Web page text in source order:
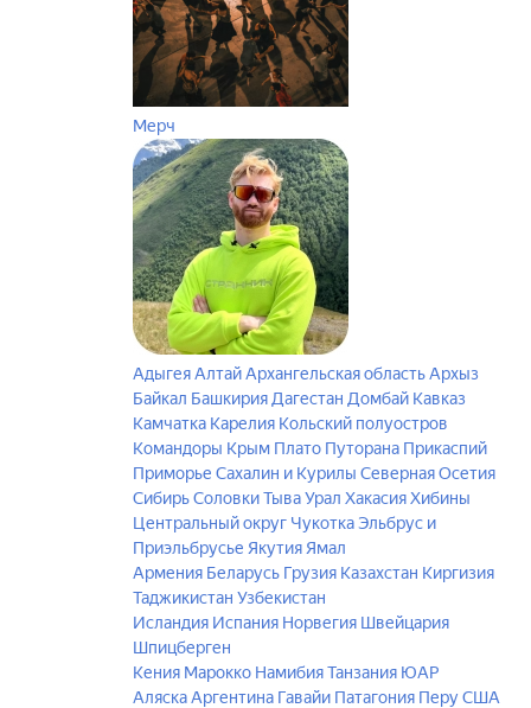
Мерч
АдыгеяАлтайАрхангельская областьАрхыз
Байкал Башкирия Дагестан Домбай Кавказ
Камчатка Карелия Кольский полуостров
Командоры Крым Плато Путорана Прикаспий
Приморье Сахалин и Курилы Северная Осетия
СибирьСоловкиТываУрал ХакасияХибины
Центральный округ ЧукоткаЭльбрус и
Приэльбрусье Якутия Ямал
Армения Беларусь Грузия Казахстан Киргизия
Таджикистан Узбекистан
Исландия Испания Норвегия Швейцария
Шпицберген
Кения Марокко НамибияТанзания ЮАР
АляскаАргентина Гавайи Патагония Перу США